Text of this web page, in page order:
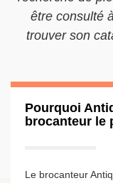
être consulté
trouver son
Pourquoi
brocanteur le
Le brocanteur